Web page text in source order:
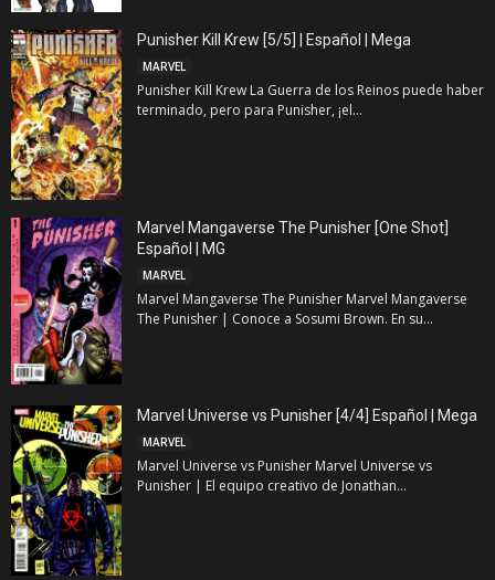
Punisher Kill Krew [5/5] | Español | Mega
MARVEL
Punisher Kill Krew La Guerra de los Reinos puede haber
terminado, pero para Punisher, ¡el...
Marvel Mangaverse The Punisher [One Shot]
Español | MG
MARVEL
Marvel Mangaverse The Punisher Marvel Mangaverse
The Punisher | Conoce a Sosumi Brown. En su...
Marvel Universe vs Punisher [4/4] Español | Mega
MARVEL
Marvel Universe vs Punisher Marvel Universe vs
Punisher | El equipo creativo de Jonathan...